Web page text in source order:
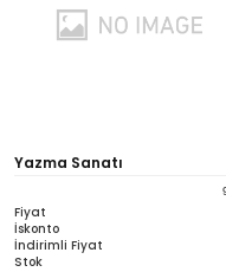
Yazma Sanatı
Fiyat
İskonto
İndirimli Fiyat
Stok